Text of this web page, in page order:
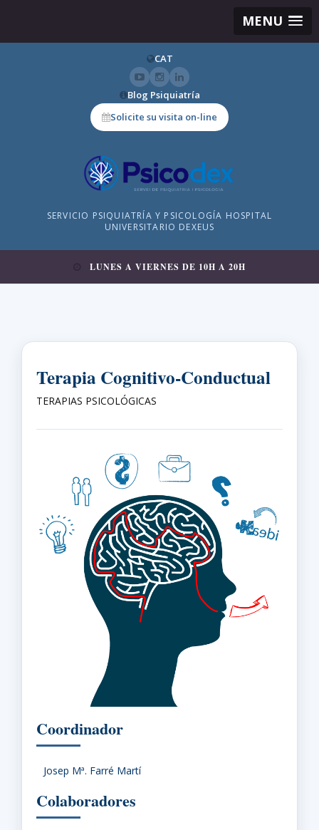
MENU
CAT
Blog Psiquiatría
Solicite su visita on-line
SERVICIO PSIQUIATRÍA Y PSICOLOGÍA HOSPITAL
UNIVERSITARIO DEXEUS
LUNES A VIERNES DE 10H A 20H
Terapia Cognitivo-Conductual
TERAPIAS PSICOLÓGICAS
Coordinador
Josep Mª. Farré Martí
Colaboradores